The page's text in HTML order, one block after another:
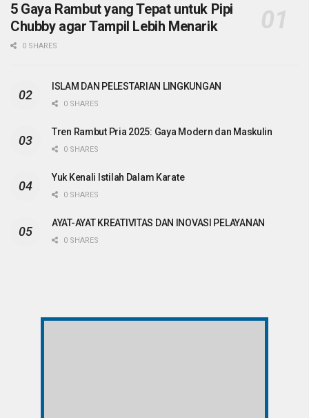
5 Gaya Rambut yang Tepat untuk Pipi
Chubby agar Tampil Lebih Menarik
0 SHARES
ISLAM DAN PELESTARIAN LINGKUNGAN
0 SHARES
Tren Rambut Pria 2025: Gaya Modern dan Maskulin
0 SHARES
Yuk Kenali Istilah Dalam Karate
0 SHARES
AYAT-AYAT KREATIVITAS DAN INOVASI PELAYANAN
0 SHARES